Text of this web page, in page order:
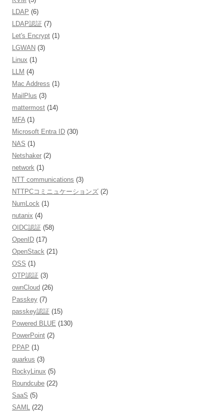
LDAP (6)
LDAP認証 (7)
Let's Encrypt (1)
LGWAN (3)
Linux (1)
LLM (4)
Mac Address (1)
MailPlus (3)
mattermost (14)
MFA (1)
Microsoft Entra ID (30)
NAS (1)
Netshaker (2)
network (1)
NTT communications (3)
NTTPCコミニュケーションズ (2)
NumLock (1)
nutanix (4)
OIDC認証 (58)
OpenID (17)
OpenStack (21)
OSS (1)
OTP認証 (3)
ownCloud (26)
Passkey (7)
passkey認証 (15)
Powered BLUE (130)
PowerPoint (2)
PPAP (1)
quarkus (3)
RockyLinux (5)
Roundcube (22)
SaaS (5)
SAML
(22)